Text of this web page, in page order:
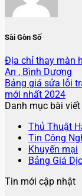
Sài Gòn Số
Địa chỉ thay màn
An , Bình Dương
Bảng giá sửa lỗi
mới nhất 2024
Danh mục bài viết
Thủ Thuật
Tin Công
Khuyến mại
Bảng Giá
Tin mới cập nhật